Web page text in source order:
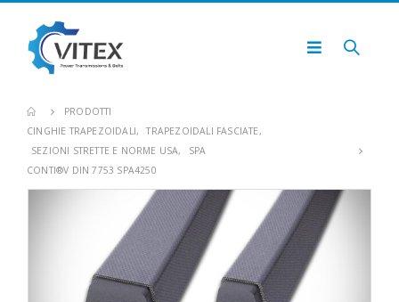
PRODOTTI
CINGHIE TRAPEZOIDALI, TRAPEZOIDALI FASCIATE,
SEZIONI STRETTE E NORME USA,
SPA
CONTI®V DIN 7753 SPA4250